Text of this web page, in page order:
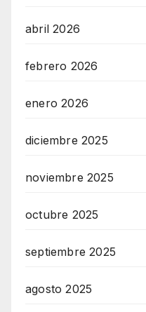
abril 2026
febrero 2026
enero 2026
diciembre 2025
noviembre 2025
octubre 2025
septiembre 2025
agosto 2025